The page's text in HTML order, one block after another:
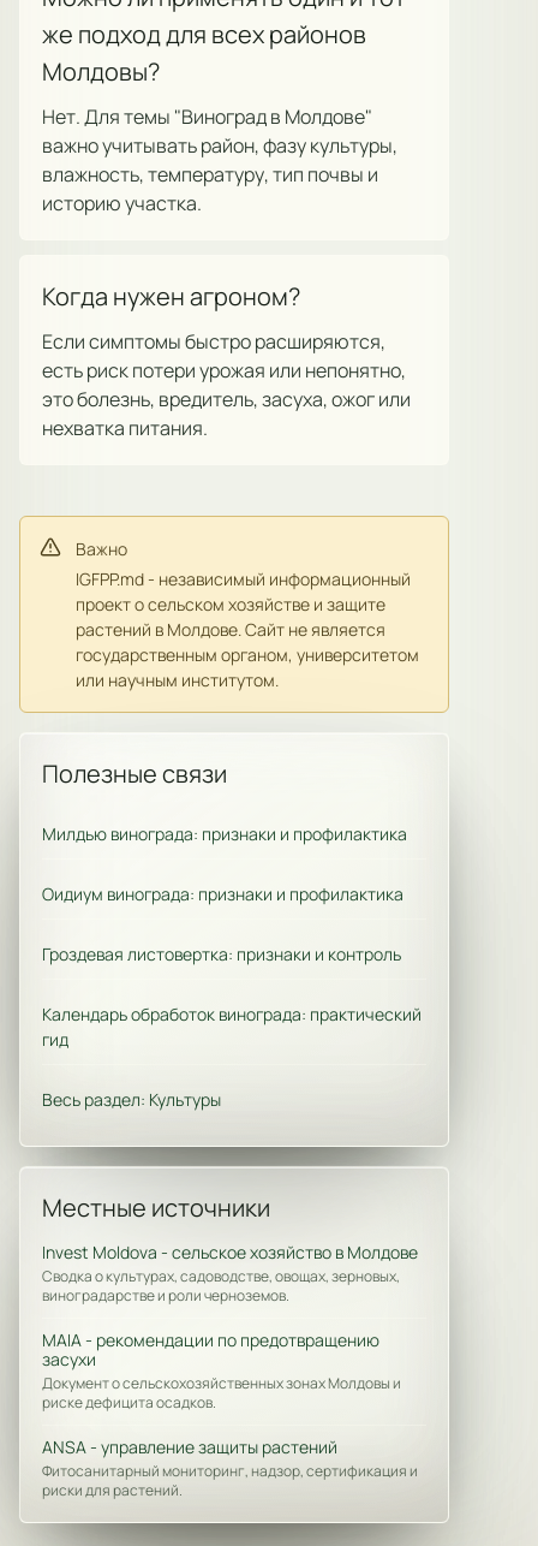
же подход для всех районов
Молдовы?
Нет. Для темы "Виноград в Молдове"
важно учитывать район, фазу культуры,
влажность, температуру, тип почвы и
историю участка.
Когда нужен агроном?
Если симптомы быстро расширяются,
есть риск потери урожая или непонятно,
это болезнь, вредитель, засуха, ожог или
нехватка питания.
Важно
IGFPP.md - независимый информационный
проект о сельском хозяйстве и защите
растений в Молдове. Сайт не является
государственным органом, университетом
или научным институтом.
Полезные связи
Милдью винограда: признаки и профилактика
Оидиум винограда: признаки и профилактика
Гроздевая листовертка: признаки и контроль
Календарь обработок винограда: практический
гид
Весь раздел: Культуры
Местные источники
Invest Moldova - сельское хозяйство в Молдове
Сводка о культурах, садоводстве, овощах, зерновых,
виноградарстве и роли черноземов.
MAIA - рекомендации по предотвращению
засухи
Документ о сельскохозяйственных зонах Молдовы и
риске дефицита осадков.
ANSA - управление защиты растений
Фитосанитарный мониторинг, надзор, сертификация и
риски для растений.